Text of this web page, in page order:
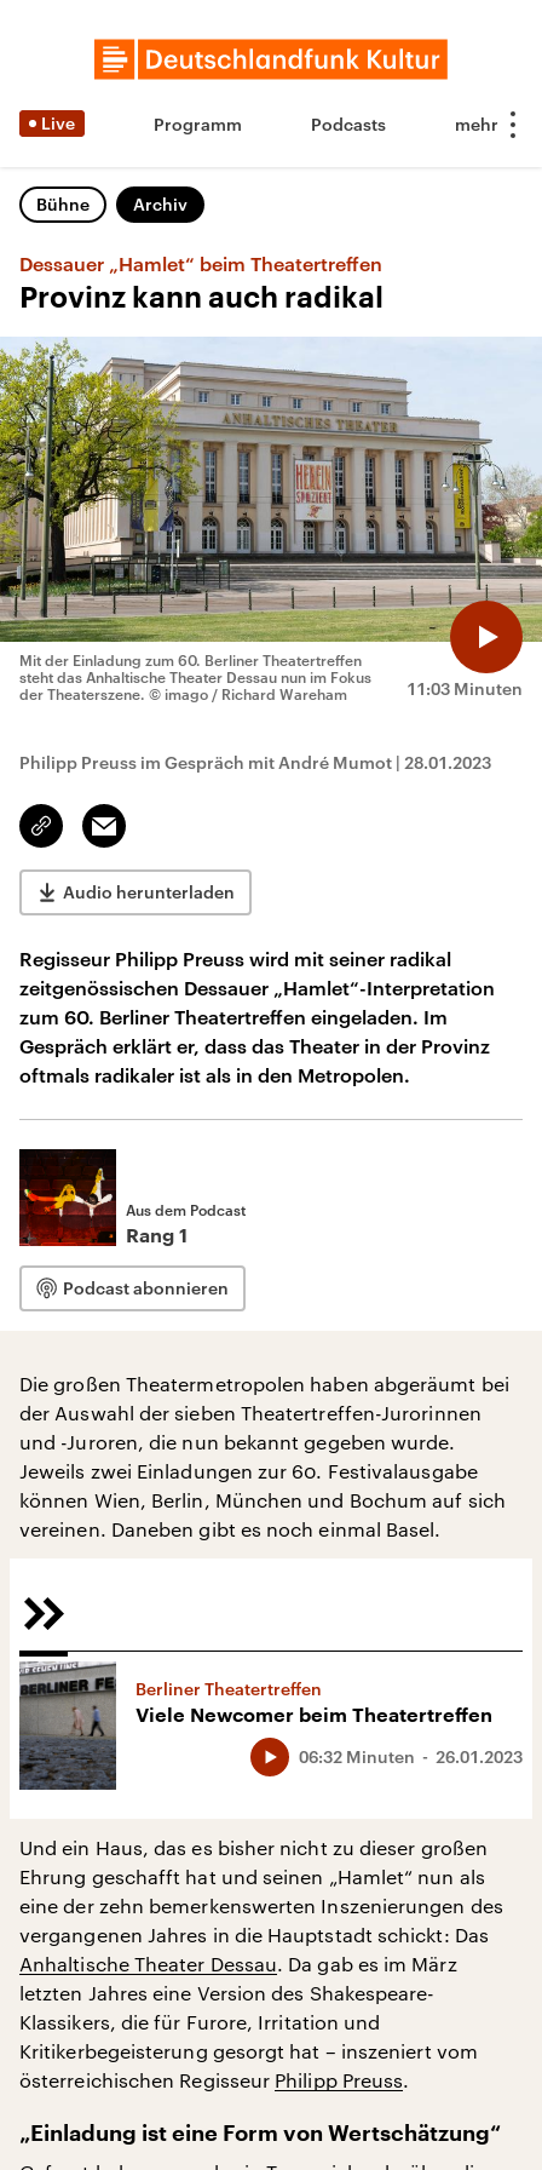
Live Programm Podcasts
Bühne Archiv
Dessauer „Hamlet“ beim Theatertreffen
Provinz kann auch radikal
11:03 Minuten
Mit der Einladung zum 60. Berliner Theatertreffen
steht das Anhaltische Theater Dessau nun im Fokus
der Theaterszene. © imago / Richard Wareham
Philipp Preuss im Gespräch mit André Mumot | 28.01.2023
Link
kopieren/teilen
Email
Audio herunterladen
Regisseur Philipp Preuss wird mit seiner radikal
zeitgenössischen Dessauer „Hamlet“-Interpretation
zum 60. Berliner Theatertreffen eingeladen. Im
Gespräch erklärt er, dass das Theater in der Provinz
oftmals radikaler ist als in den Metropolen.
Aus dem Podcast
Rang 1
Podcast abonnieren
Die großen Theatermetropolen haben abgeräumt bei
der Auswahl der sieben Theatertreffen-Jurorinnen
und -Juroren, die nun bekannt gegeben wurde.
Jeweils zwei Einladungen zur 60. Festivalausgabe
können Wien, Berlin, München und Bochum auf sich
vereinen. Daneben gibt es noch einmal Basel.
Berliner Theatertreffen
Viele Newcomer beim Theatertreffen
26.01.2023
06:32 Minuten
Und ein Haus, das es bisher nicht zu dieser großen
Ehrung geschafft hat und seinen „Hamlet“ nun als
eine der zehn bemerkenswerten Inszenierungen des
vergangenen Jahres in die Hauptstadt schickt: Das
Anhaltische Theater Dessau. Da gab es im März
letzten Jahres eine Version des Shakespeare-
Klassikers, die für Furore, Irritation und
Kritikerbegeisterung gesorgt hat – inszeniert vom
österreichischen Regisseur Philipp Preuss.
„Einladung ist eine Form von Wertschätzung“